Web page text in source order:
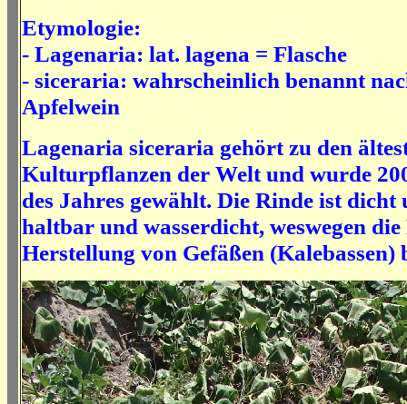
Etymologie:
- Lagenaria: lat. lagena = Flasche
- siceraria: wahrscheinlich benannt
Apfelwein
Lagenaria siceraria gehört zu den
Kulturpflanzen der Welt und wurde
des Jahres gewählt. Die Rinde ist dicht
haltbar und wasserdicht, weswegen
Herstellung von Gefäßen